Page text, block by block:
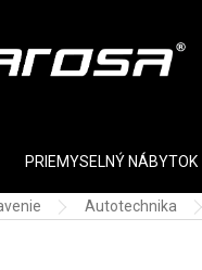
PRIEMYSELNÝ NÁBYTOK
Autotechnika